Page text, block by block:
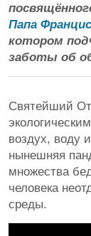
Папа
котором
заботы об
Святейший
воздух, воду
нынешняя
множества
человека
среды.